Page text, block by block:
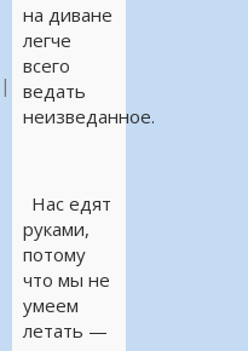
на диване
легче
всего
ведать
неизведанное.
Нас едят
руками,
потому
что мы не
умеем
летать —
|